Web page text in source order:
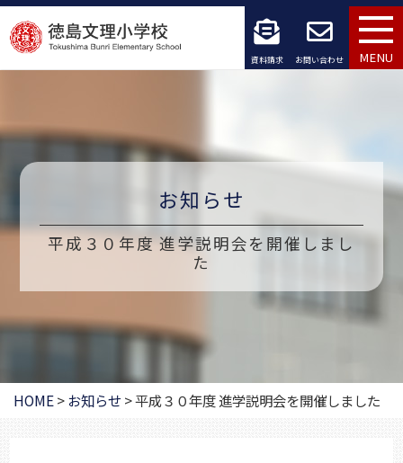
コ
ン
ン
ス
プ
資料請求 お問い合わせ MENU
お知らせ
平成３０年度 進学説明会を開催しまし
た
HOME>お知らせ >平成３０年度 進学説明会を開催しました